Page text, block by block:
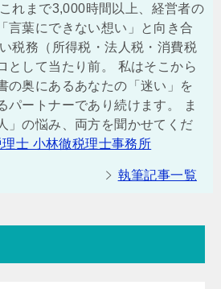
れまで3,000時間以上、経営者の
言葉にできない想い」と向き合
税務（所得税・法人税・消費税
として当たり前。 私はそこから
の奥にあるあなたの「迷い」を
パートナーであり続けます。 ま
」の悩み、両方を聞かせてくだ
士 小林徹税理士事務所
執筆記事一覧